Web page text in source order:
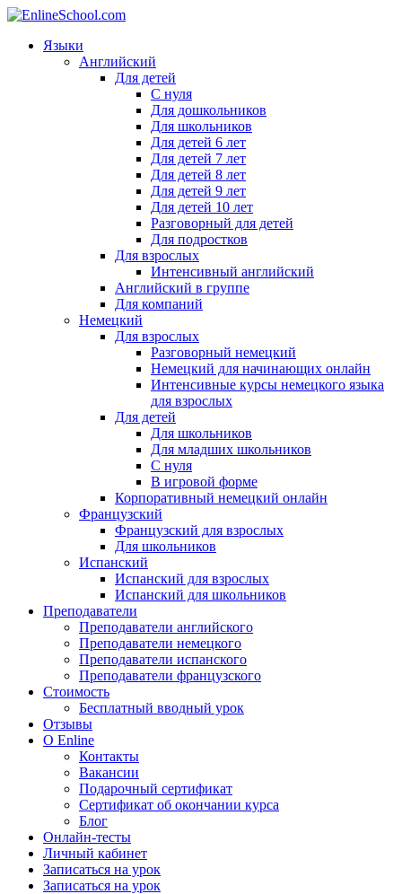
Языки
Английский
Для детей
С нуля
Для дошкольников
Для школьников
Для детей 6 лет
Для детей 7 лет
Для детей 8 лет
Для детей 9 лет
Для детей 10 лет
Разговорный для детей
Для подростков
Для взрослых
Интенсивный английский
Английский в группе
Для компаний
Немецкий
Для взрослых
Разговорный немецкий
Немецкий для начинающих онлайн
Интенсивные курсы немецкого языка
для взрослых
Для детей
Для школьников
Для младших школьников
С нуля
В игровой форме
Корпоративный немецкий онлайн
Французский
Французский для взрослых
Для школьников
Испанский
Испанский для взрослых
Испанский для школьников
Преподаватели
Преподаватели английского
Преподаватели немецкого
Преподаватели испанского
Преподаватели французского
Стоимость
Бесплатный вводный урок
Отзывы
О Enline
Контакты
Вакансии
Подарочный сертификат
Сертификат об окончании курса
Блог
Онлайн-тесты
Личный кабинет
Записаться на урок
Записаться на урок